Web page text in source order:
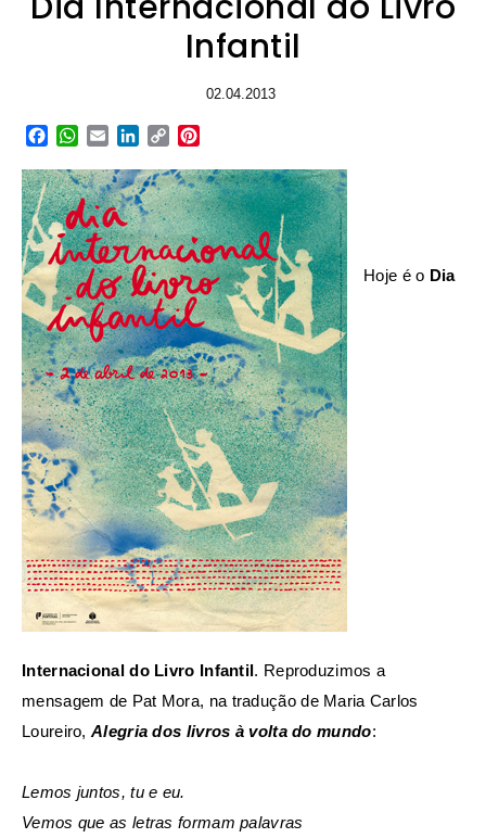
Infantil
02.04.2013
Facebook
WhatsApp
EmailLinkedIn
Copy
Hoje é o Dia
Internacional do Livro Infantil. Reproduzimos a
mensagem de Pat Mora, na tradução de Maria Carlos
Loureiro, Alegria dos livros à volta do mundo:
Lemos juntos, tu e eu.
Vemos que as letras formam palavras